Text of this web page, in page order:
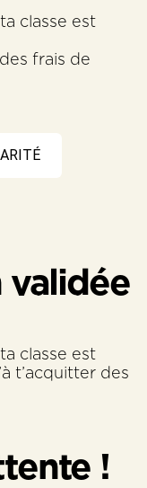
classe est
frais de
validée
classe est
t’acquitter des
!